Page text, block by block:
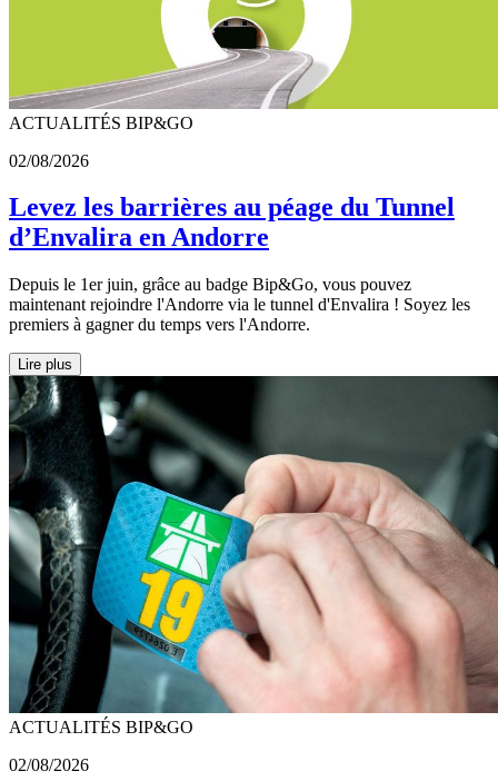
ACTUALITÉS BIP&GO
02/08/2026
Levez les barrières au péage du Tunnel
d’Envalira en Andorre
Depuis le 1er juin, grâce au badge Bip&Go, vous pouvez
maintenant rejoindre l'Andorre via le tunnel d'Envalira ! Soyez les
premiers à gagner du temps vers l'Andorre.
Lire plus
ACTUALITÉS BIP&GO
02/08/2026